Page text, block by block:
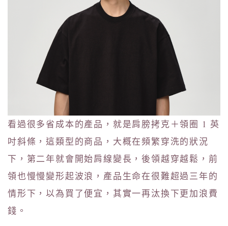
看過很多省成本的產品，就是肩膀拷克＋領圈 1 英
吋斜條，這類型的商品，大概在頻繁穿洗的狀況
下，第二年就會開始肩線變長，後領越穿越鬆，前
領也慢慢變形起波浪，產品生命在很難超過三年的
情形下，以為買了便宜，其實一再汰換下更加浪費
錢。